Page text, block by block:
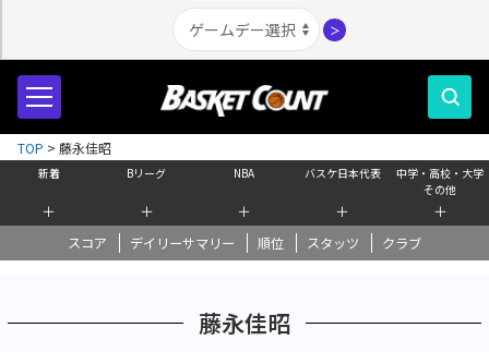
＞
新着
＋
Bリーグ
＋
NBA
＋
バスケ日本代表
＋
中学・高校・大学
その他
＋
スコア デイリーサマリー 順位 スタッツ クラブ
TOP > 藤永佳昭
藤永佳昭